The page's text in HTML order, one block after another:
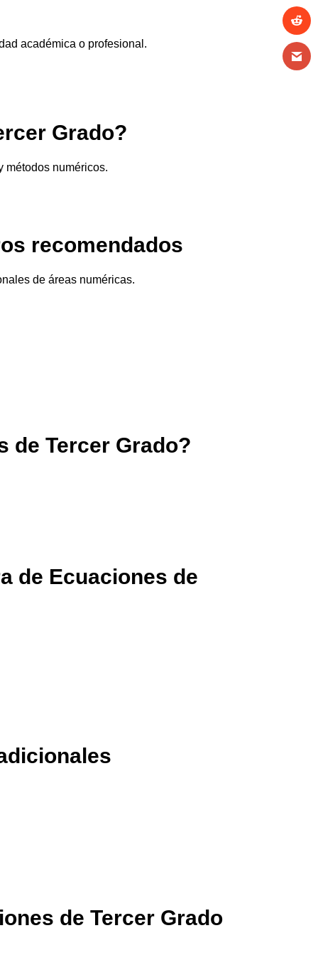
académica o profesional.
Grado?
métodos numéricos.
recomendados
de áreas numéricas.
de Tercer Grado?
de Ecuaciones de
de Tercer Grado